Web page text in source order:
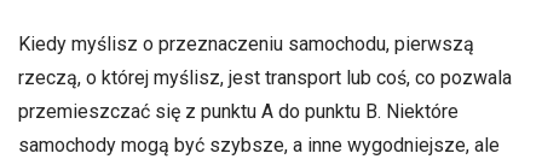
Kiedy myślisz o przeznaczeniu samochodu, pierwszą
rzeczą, o której myślisz, jest transport lub coś, co pozwala
przemieszczać się z punktu A do punktu B. Niektóre
samochody mogą być szybsze, a inne wygodniejsze, ale